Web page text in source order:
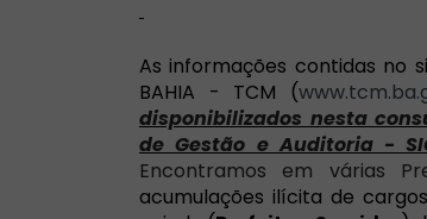
As informações contidas no
BAHIA - TCM (
disponibilizados nesta
de Gestão e Auditoria -
Encontramos em várias
acumulações ilícita de